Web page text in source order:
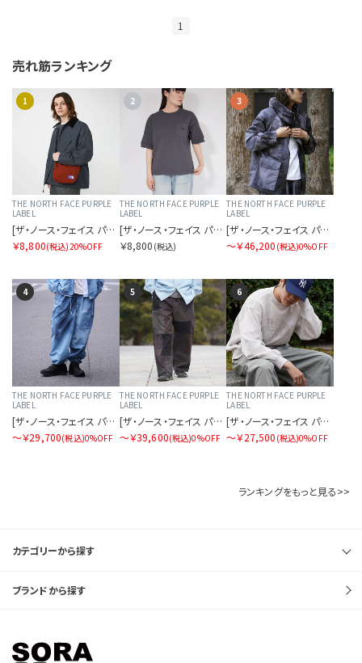
1
売れ筋ランキング
1
THE NORTH FACE PURPLE
LABEL
[ザ・ノース・フェイス パープルレーベル]フィールドスモールショルダーバッグ
￥8,800(税込)20%OFF
2
THE NORTH FACE PURPLE
LABEL
[ザ・ノース・フェイス パープルレーベル]8オンスフィールドポケットTシャツ
￥8,800 (税込)
3
THE NORTH FACE PURPLE
LABEL
[ザ・ノース・フェイス パープルレーベル]アンイーブンダイドフィールドマウンテンパーカ
〜￥46,200 (税込)0%OFF
4
THE NORTH FACE PURPLE
LABEL
[ザ・ノース・フェイス パープルレーベル]アンイーブンダイドフィールドパンツ
〜￥29,700(税込)0%OFF
5
THE NORTH FACE PURPLE
LABEL
[ザ・ノース・フェイス パープルレーベル]コットンツイルフィールドパッチワークパンツ
〜￥39,600(税込)0%OFF
6
THE NORTH FACE PURPLE
LABEL
[ザ・ノース・フェイス パープルレーベル]フィールドパッチワーククルースウェット
〜￥27,500 (税込)0%OFF
ランキングをもっと見る>>
カテゴリーから探す
ブランドから探す